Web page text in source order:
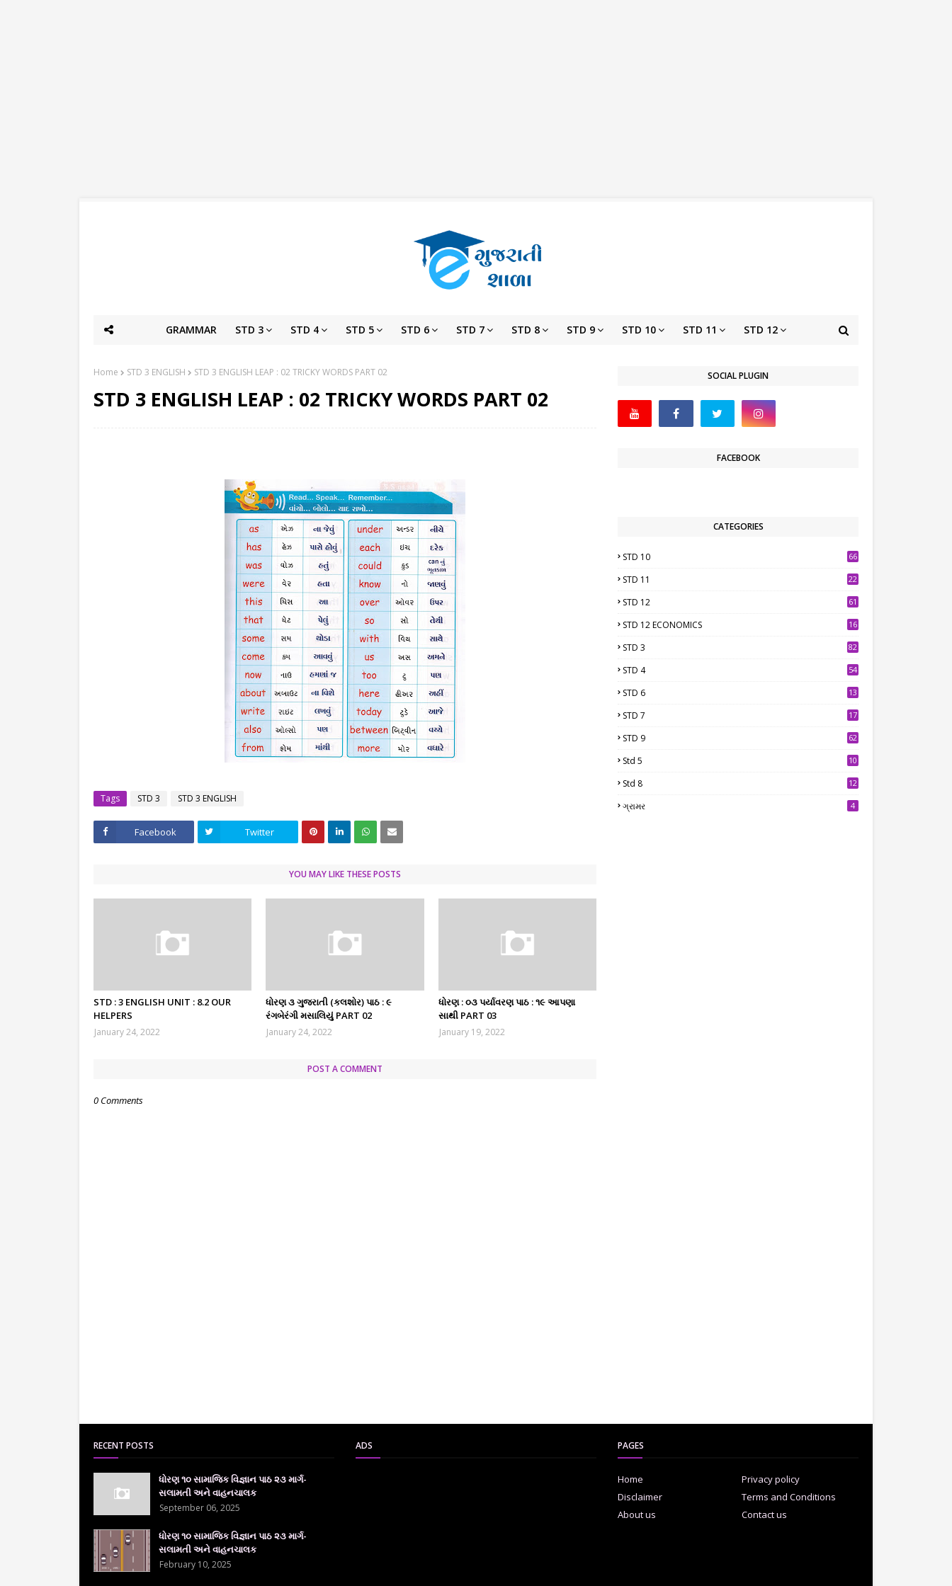
GRAMMAR STD 3 STD 4 STD 5 STD 6 STD 7 STD 8 STD 9 STD 10 STD 11 STD 12
Home STD 3 ENGLISH STD 3 ENGLISH LEAP : 02 TRICKY WORDS PART 02
STD 3 ENGLISH LEAP : 02 TRICKY WORDS PART 02
Tags STD 3 STD 3 ENGLISH
Facebook Twitter
YOU MAY LIKE THESE POSTS
STD : 3 ENGLISH UNIT : 8.2 OUR
HELPERS
January 24, 2022
ધોરણ ૩ ગુજરાતી (કલશોર) પાઠ : ૯
રંગબેરંગી મસાલિયું PART 02
January 24, 2022
ધોરણ : ૦૩ પર્યાવરણ પાઠ : ૧૯ આપણા
સાથી PART 03
January 19, 2022
POST A COMMENT
0 Comments
SOCIAL PLUGIN
FACEBOOK
CATEGORIES
STD 10 66
STD 11 22
STD 12 61
STD 12 ECONOMICS 16
STD 3 82
STD 4 54
STD 6
13
STD 7
17
STD 9 62
Std 5
10
Std 8
12
ગ્રામર 4
RECENT POSTS
ધોરણ ૧૦ સામાજિક વિજ્ઞાન પાઠ ૨૩ માર્ગ-
સલામતી અને વાહનચાલક
September 06, 2025
ધોરણ ૧૦ સામાજિક વિજ્ઞાન પાઠ ૨૩ માર્ગ-
સલામતી અને વાહનચાલક
February 10, 2025
ADS PAGES
Home
Privacy policy
Disclaimer
Terms and Conditions
About us
Contact us